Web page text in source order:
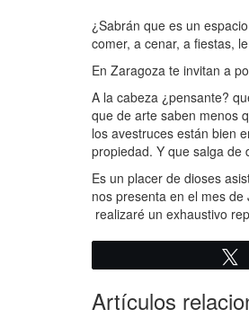
¿Sabrán que es un
comer, a cenar, a fiestas,
En Zaragoza te invitan a
A la cabeza ¿pensante?
que de arte saben menos
los avestruces están bien
propiedad. Y que salga de
Es un placer de dioses
nos presenta en el mes
realizaré un exhaustivo
Artículos